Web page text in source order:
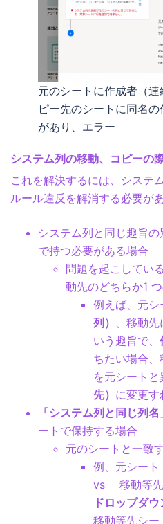
元のシートに作成者（
ピー先のシートに同名の
があり、エラー
システム列の移動、コピーの
これを解決するには、システ
ルール違反を解消する必要が
システム列と同じ趣旨
で持つ必要がある場合
問題を起こしてい
動先のどちらか1
例えば、元シ
列）
、移動
いう趣旨で、
ちたい場合、
を元シートと
先） に変更す
「システム列と同じ列名
ートで保持する場合
元のシートと一致
例、元シート
vs 移動等先
ドロップダ
移動等先シー